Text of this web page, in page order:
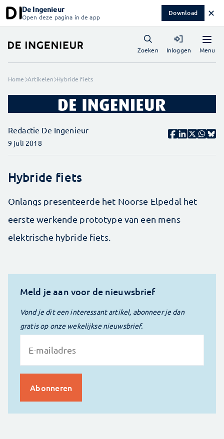
De Ingenieur
Open deze pagina in de app Download ✕
Menu
Zoeken Inloggen
Home Artikelen Hybride fiets
Redactie De Ingenieur
9 juli 2018
Hybride fiets
Onlangs presenteerde het Noorse Elpedal het
eerste werkende prototype van een mens-
elektrische hybride fiets.
Meld je aan voor de nieuwsbrief
Vond je dit een interessant artikel, abonneer je dan
gratis op onze wekelijkse nieuwsbrief.